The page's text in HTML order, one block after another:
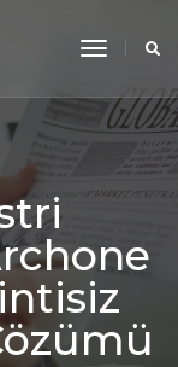
toggle